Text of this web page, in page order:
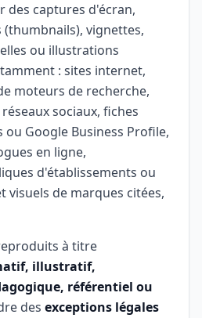
des captures d'écran,
vignettes,
ou illustrations
: sites internet,
moteurs de recherche,
sociaux, fiches
ou Google Business Profile,
en ligne,
d'établissements ou
visuels de marques citées,
à titre
illustratif,
référentiel ou
des exceptions légales